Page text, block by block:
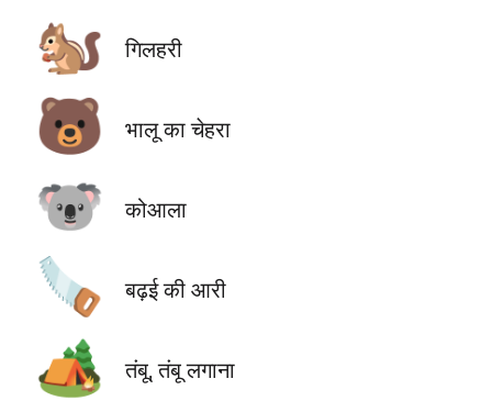
🐿️ गिलहरी
🐻 भालू का चेहरा
🐨 कोआला
🪚 बढ़ई की आरी
🏕️ तंबू, तंबू लगाना